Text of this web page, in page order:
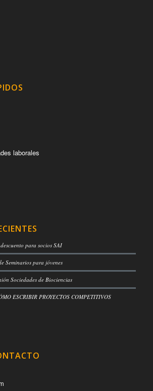
laborales
para socios SAI
Seminarios para jóvenes
Sociedades de Biociencias
ESCRIBIR PROYECTOS COMPETITIVOS